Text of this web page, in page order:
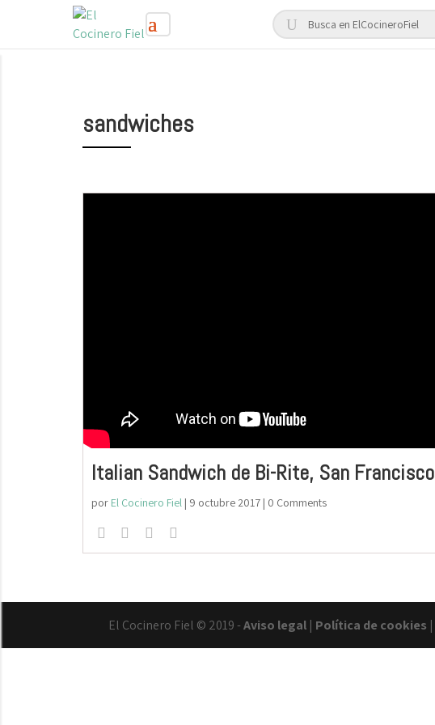
sandwiches
Italian Sandwich de Bi-Rite, San Francisco
por El Cocinero Fiel| 9 octubre 2017| 0 Comments
El Cocinero Fiel © 2019 -Aviso legal | Política de cookies |